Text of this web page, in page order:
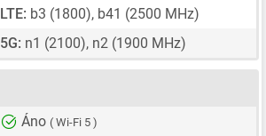
LTE: b3 (1800), b41 (2500 MHz)
5G: n1 (2100), n2 (1900 MHz)
Áno ( Wi-Fi 5 )